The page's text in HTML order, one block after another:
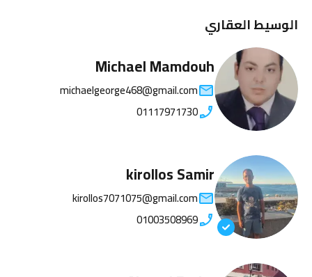
الوسيط العقاري
Michael Mamdouh
michaelgeorge468@gmail.com
01117971730
kirollos Samir
kirollos7071075@gmail.com
01003508969